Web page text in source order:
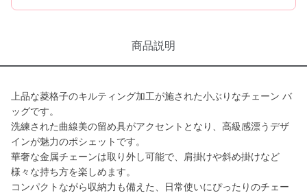
商品説明
上品な菱格子のキルティング加工が施された小ぶりなチェーン バ
ッグです。
洗練された曲線美の留め具がアクセントとなり、高級感漂うデザ
インが魅力のポシェットです。
華奢な金属チェーンは取り外し可能で、肩掛けや斜め掛けなど
様々な持ち方を楽しめます。
コンパクトながら収納力も備えた、日常使いにぴったりのチェー